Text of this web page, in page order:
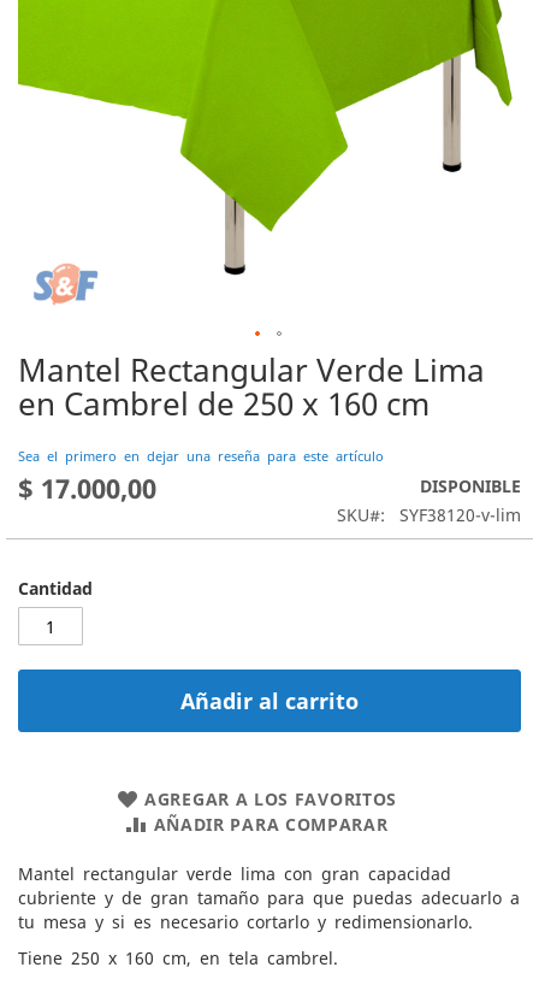
Mantel Rectangular Verde Lima
en Cambrel de 250 x 160 cm
Sea el primero en dejar una reseña para este artículo
$ 17.000,00 DISPONIBLE
SKU SYF38120-v-lim
Cantidad
Añadir al carrito
AGREGAR A LOS FAVORITOS
AÑADIR PARA COMPARAR
Mantel rectangular verde lima con gran capacidad
cubriente y de gran tamaño para que puedas adecuarlo a
tu mesa y si es necesario cortarlo y redimensionarlo.
Tiene 250 x 160 cm, en tela cambrel.
Saltar
comienzo
la
galería